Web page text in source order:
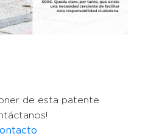
de esta patente